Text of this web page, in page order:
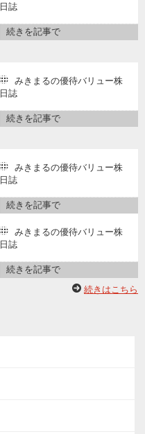
日誌
続きを記事で
みきまるの優待バリュー株
日誌
続きを記事で
みきまるの優待バリュー株
日誌
続きを記事で
みきまるの優待バリュー株
日誌
続きを記事で
続きはこちら